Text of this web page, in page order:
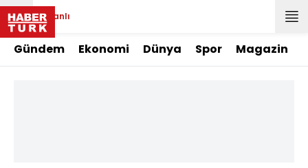
Canlı
Gündem Ekonomi Dünya Spor Magazin